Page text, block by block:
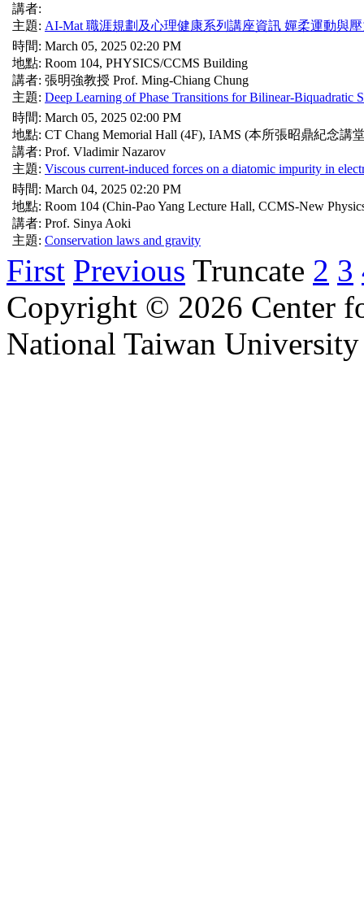
講者:
主題: AI-Mat 職涯規劃及心理健康系列講座資訊 嬋柔運動與壓
時間: March 05, 2025 02:20 PM
地點: Room 104, PHYSICS/CCMS Building
講者: 張明強教授 Prof. Ming-Chiang Chung
主題: Deep Learning of Phase Transitions for Bilinear-Biquadratic
時間: March 05, 2025 02:00 PM
地點: CT Chang Memorial Hall (4F), IAMS (本所張昭鼎紀念講
講者: Prof. Vladimir Nazarov
主題: Viscous current-induced forces on a diatomic impurity in
時間: March 04, 2025 02:20 PM
地點: Room 104 (Chin-Pao Yang Lecture Hall, CCMS-New
講者: Prof. Sinya Aoki
主題: Conservation laws and gravity
First Previous Truncate 2 3
Copyright © 2026 Center
National Taiwan University